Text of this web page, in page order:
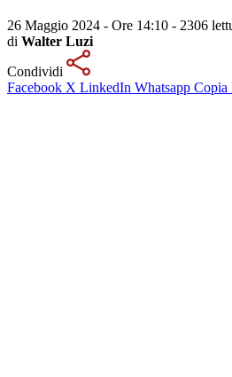
26 Maggio 2024 - Ore 14:10 - 2306
di Walter Luzi
Condividi
Facebook X LinkedIn Whatsapp